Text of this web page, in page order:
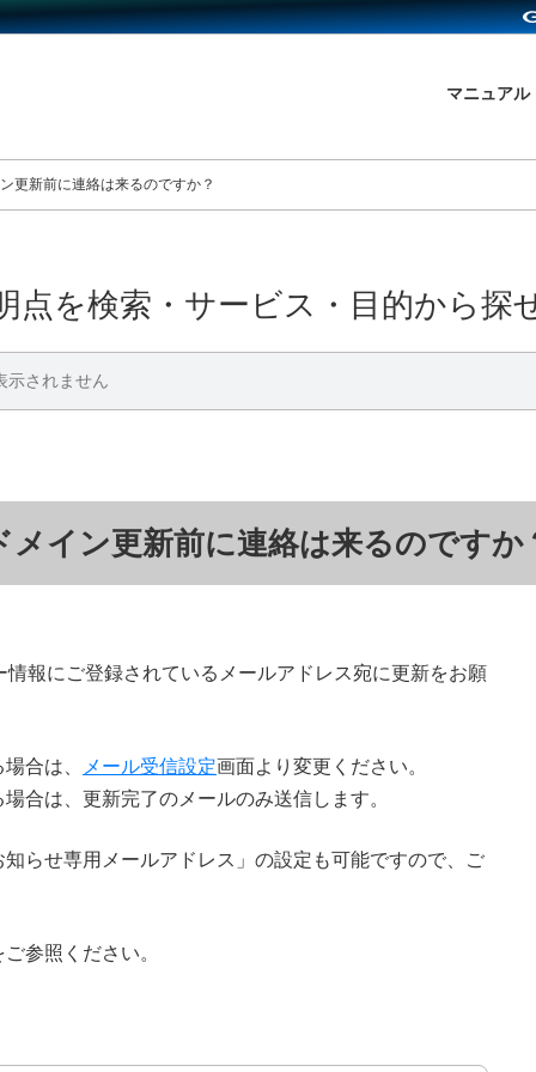
マニュアル
ン更新前に連絡は来るのですか？
点を検索・サービス・目的から探
メイン更新前に連絡は来るのですか
報にご登録されているメールアドレス宛に更新をお願
合は、 メール受信設定画面より変更ください。
合は、更新完了のメールのみ送信します。
らせ専用メールアドレス」の設定も可能ですので、ご
参照ください。